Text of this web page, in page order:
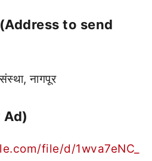
(Address to send
संस्था, नागपूर
Ad)
file/d/1wva7eNC_